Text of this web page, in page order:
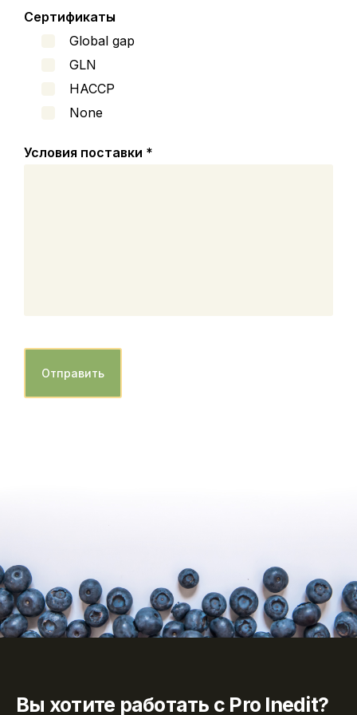
Сертификаты
Global gap
GLN
HACCP
None
Условия поставки *
Отправить
Вы хотите работать с Pro Inedit?